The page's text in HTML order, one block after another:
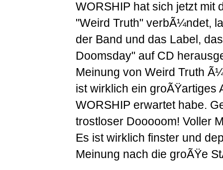
WORSHIP hat sich jetzt mit
"Weird Truth" verbÃ¼ndet,
der Band und das Label,
Doomsday" auf CD
Meinung von Weird Truth
ist wirklich ein groÃŸartiges
WORSHIP erwartet habe.
trostloser Dooooom! Voller
Es ist wirklich finster und
Meinung nach die groÃŸe